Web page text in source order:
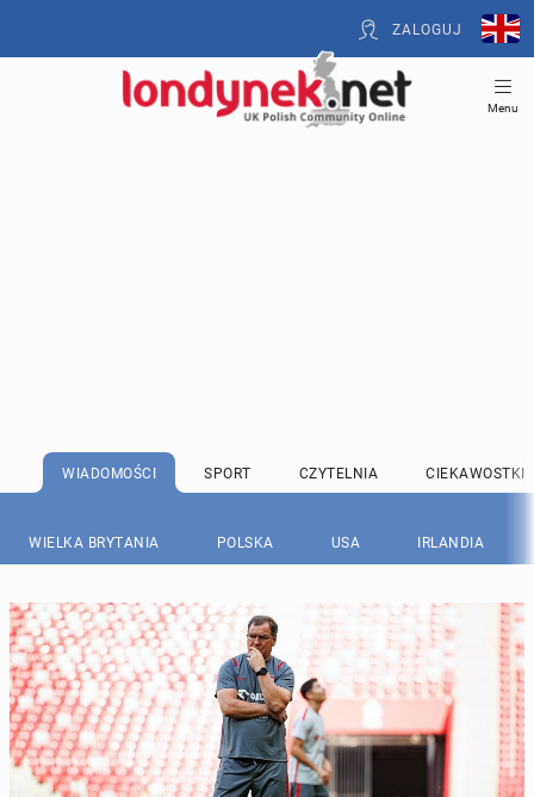
ZALOGUJ
Menu
WIADOMOŚCI SPORT CZYTELNIA CIEKAWOSTKI
WIELKA BRYTANIA POLSKA USA IRLANDIA